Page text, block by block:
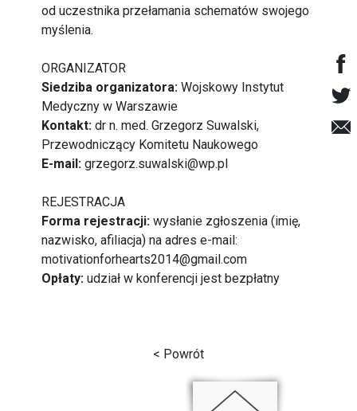
od uczestnika przełamania schematów swojego
myślenia.
ORGANIZATOR
Siedziba organizatora: Wojskowy Instytut
Medyczny w Warszawie
Kontakt: dr n. med. Grzegorz Suwalski,
Przewodniczący Komitetu Naukowego
E-mail: grzegorz.suwalski@wp.pl
REJESTRACJA
Forma rejestracji: wysłanie zgłoszenia (imię,
nazwisko, afiliacja) na adres e-mail:
motivationforhearts2014@gmail.com
Opłaty: udział w konferencji jest bezpłatny
< Powrót